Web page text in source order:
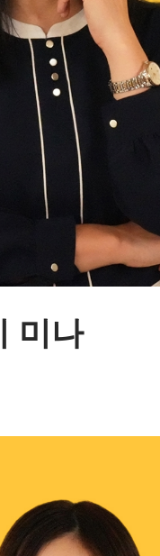
입니다.
나 학생의 서포트입니다.
고 있습니다.
미나